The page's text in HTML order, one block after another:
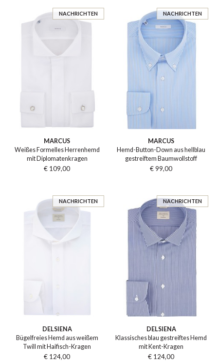
NACHRICHTEN
MARCUS
Weißes Formelles Herrenhemd
mit Diplomatenkragen
€ 109,00
NACHRICHTEN
MARCUS
Hemd-Button-Down aus hellblau
gestreiftem Baumwollstoff
€ 99,00
NACHRICHTEN
DELSIENA
Bügelfreies Hemd aus weißem
Twill mit Haifisch-Kragen
€ 124,00
NACHRICHTEN
DELSIENA
Klassisches blau gestreiftes Hemd
mit Kent-Kragen
€ 124,00